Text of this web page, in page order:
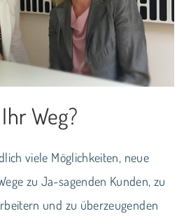
Weg?
viele Möglichkeiten, neue
zu Ja-sagenden Kunden, zu
und zu überzeugenden